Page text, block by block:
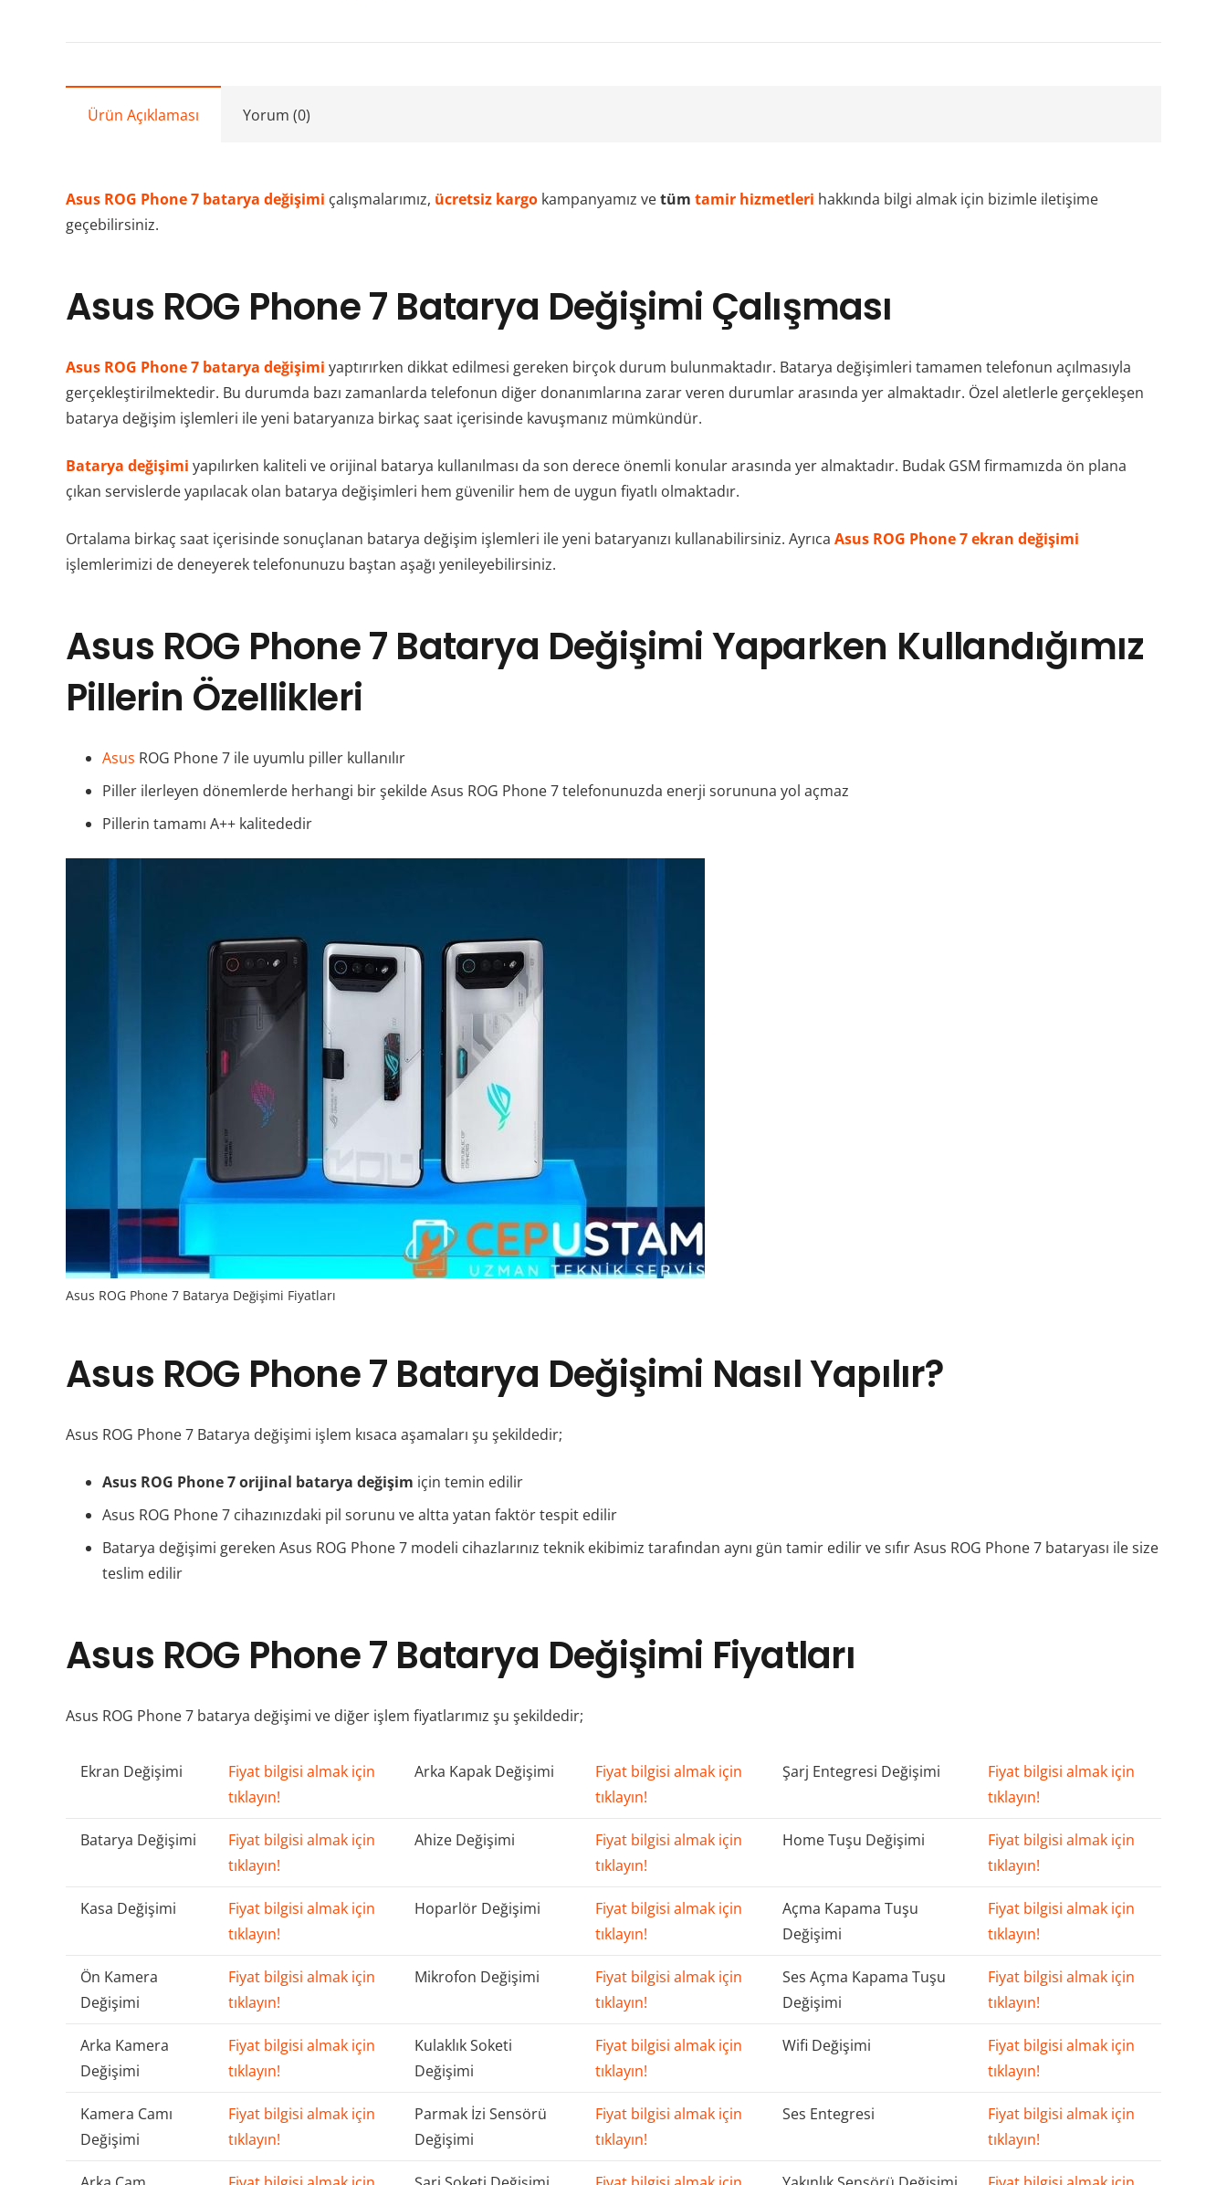
Ürün Açıklaması Yorum (0)
Asus ROG Phone 7 batarya değişimi çalışmalarımız, ücretsiz kargo kampanyamız vetüm tamir hizmetleri hakkında bilgi almak için bizimle iletişime
geçebilirsiniz.
Asus ROG Phone 7 Batarya Değişimi Çalışması
Asus ROG Phone 7 batarya değişimi yaptırırken dikkat edilmesi gereken birçok durum bulunmaktadır. Batarya değişimleri tamamen telefonun açılmasıyla
gerçekleştirilmektedir. Bu durumda bazı zamanlarda telefonun diğer donanımlarına zarar veren durumlar arasında yer almaktadır. Özel aletlerle gerçekleşen
batarya değişim işlemleri ile yeni bataryanıza birkaç saat içerisinde kavuşmanız mümkündür.
Batarya değişimi yapılırken kaliteli ve orijinal batarya kullanılması da son derece önemli konular arasında yer almaktadır. Budak GSM firmamızda ön plana
çıkan servislerde yapılacak olan batarya değişimleri hem güvenilir hem de uygun fiyatlı olmaktadır.
Ortalama birkaç saat içerisinde sonuçlanan batarya değişim işlemleri ile yeni bataryanızı kullanabilirsiniz. Ayrıca Asus ROG Phone 7 ekran değişimi
işlemlerimizi de deneyerek telefonunuzu baştan aşağı yenileyebilirsiniz.
Asus ROG Phone 7 Batarya Değişimi Yaparken Kullandığımız
Pillerin Özellikleri
Asus ROG Phone 7 ile uyumlu piller kullanılır
Piller ilerleyen dönemlerde herhangi bir şekilde Asus ROG Phone 7 telefonunuzda enerji sorununa yol açmaz
Pillerin tamamı A++ kalitededir
Asus ROG Phone 7 Batarya Değişimi Fiyatları
Asus ROG Phone 7 Batarya Değişimi Nasıl Yapılır?
Asus ROG Phone 7 Batarya değişimi işlem kısaca aşamaları şu şekildedir;
Asus ROG Phone 7 orijinal batarya değişim için temin edilir
Asus ROG Phone 7 cihazınızdaki pil sorunu ve altta yatan faktör tespit edilir
Batarya değişimi gereken Asus ROG Phone 7 modeli cihazlarınız teknik ekibimiz tarafından aynı gün tamir edilir ve sıfır Asus ROG Phone 7 bataryası ile size
teslim edilir
Asus ROG Phone 7 Batarya Değişimi Fiyatları
Asus ROG Phone 7 batarya değişimi ve diğer işlem fiyatlarımız şu şekildedir;
Ekran Değişimi
Fiyat bilgisi almak için
tıklayın!
Arka Kapak Değişimi
Fiyat bilgisi almak için
tıklayın!
Şarj Entegresi Değişimi
Fiyat bilgisi almak için
tıklayın!
Batarya Değişimi
Fiyat bilgisi almak için
tıklayın!
Ahize Değişimi
Fiyat bilgisi almak için
tıklayın!
Home Tuşu Değişimi
Fiyat bilgisi almak için
tıklayın!
Kasa Değişimi
Fiyat bilgisi almak için
tıklayın!
Hoparlör Değişimi
Fiyat bilgisi almak için
tıklayın!
Açma Kapama Tuşu
Değişimi
Fiyat bilgisi almak için
tıklayın!
Ön Kamera
Değişimi
Fiyat bilgisi almak için
tıklayın!
Mikrofon Değişimi
Fiyat bilgisi almak için
tıklayın!
Ses Açma Kapama Tuşu
Değişimi
Fiyat bilgisi almak için
tıklayın!
Arka Kamera
Değişimi
Fiyat bilgisi almak için
tıklayın!
Kulaklık Soketi
Değişimi
Fiyat bilgisi almak için
tıklayın!
Wifi Değişimi
Fiyat bilgisi almak için
tıklayın!
Kamera Camı
Değişimi
Fiyat bilgisi almak için
tıklayın!
Parmak İzi Sensörü
Değişimi
Fiyat bilgisi almak için
tıklayın!
Ses Entegresi
Fiyat bilgisi almak için
tıklayın!